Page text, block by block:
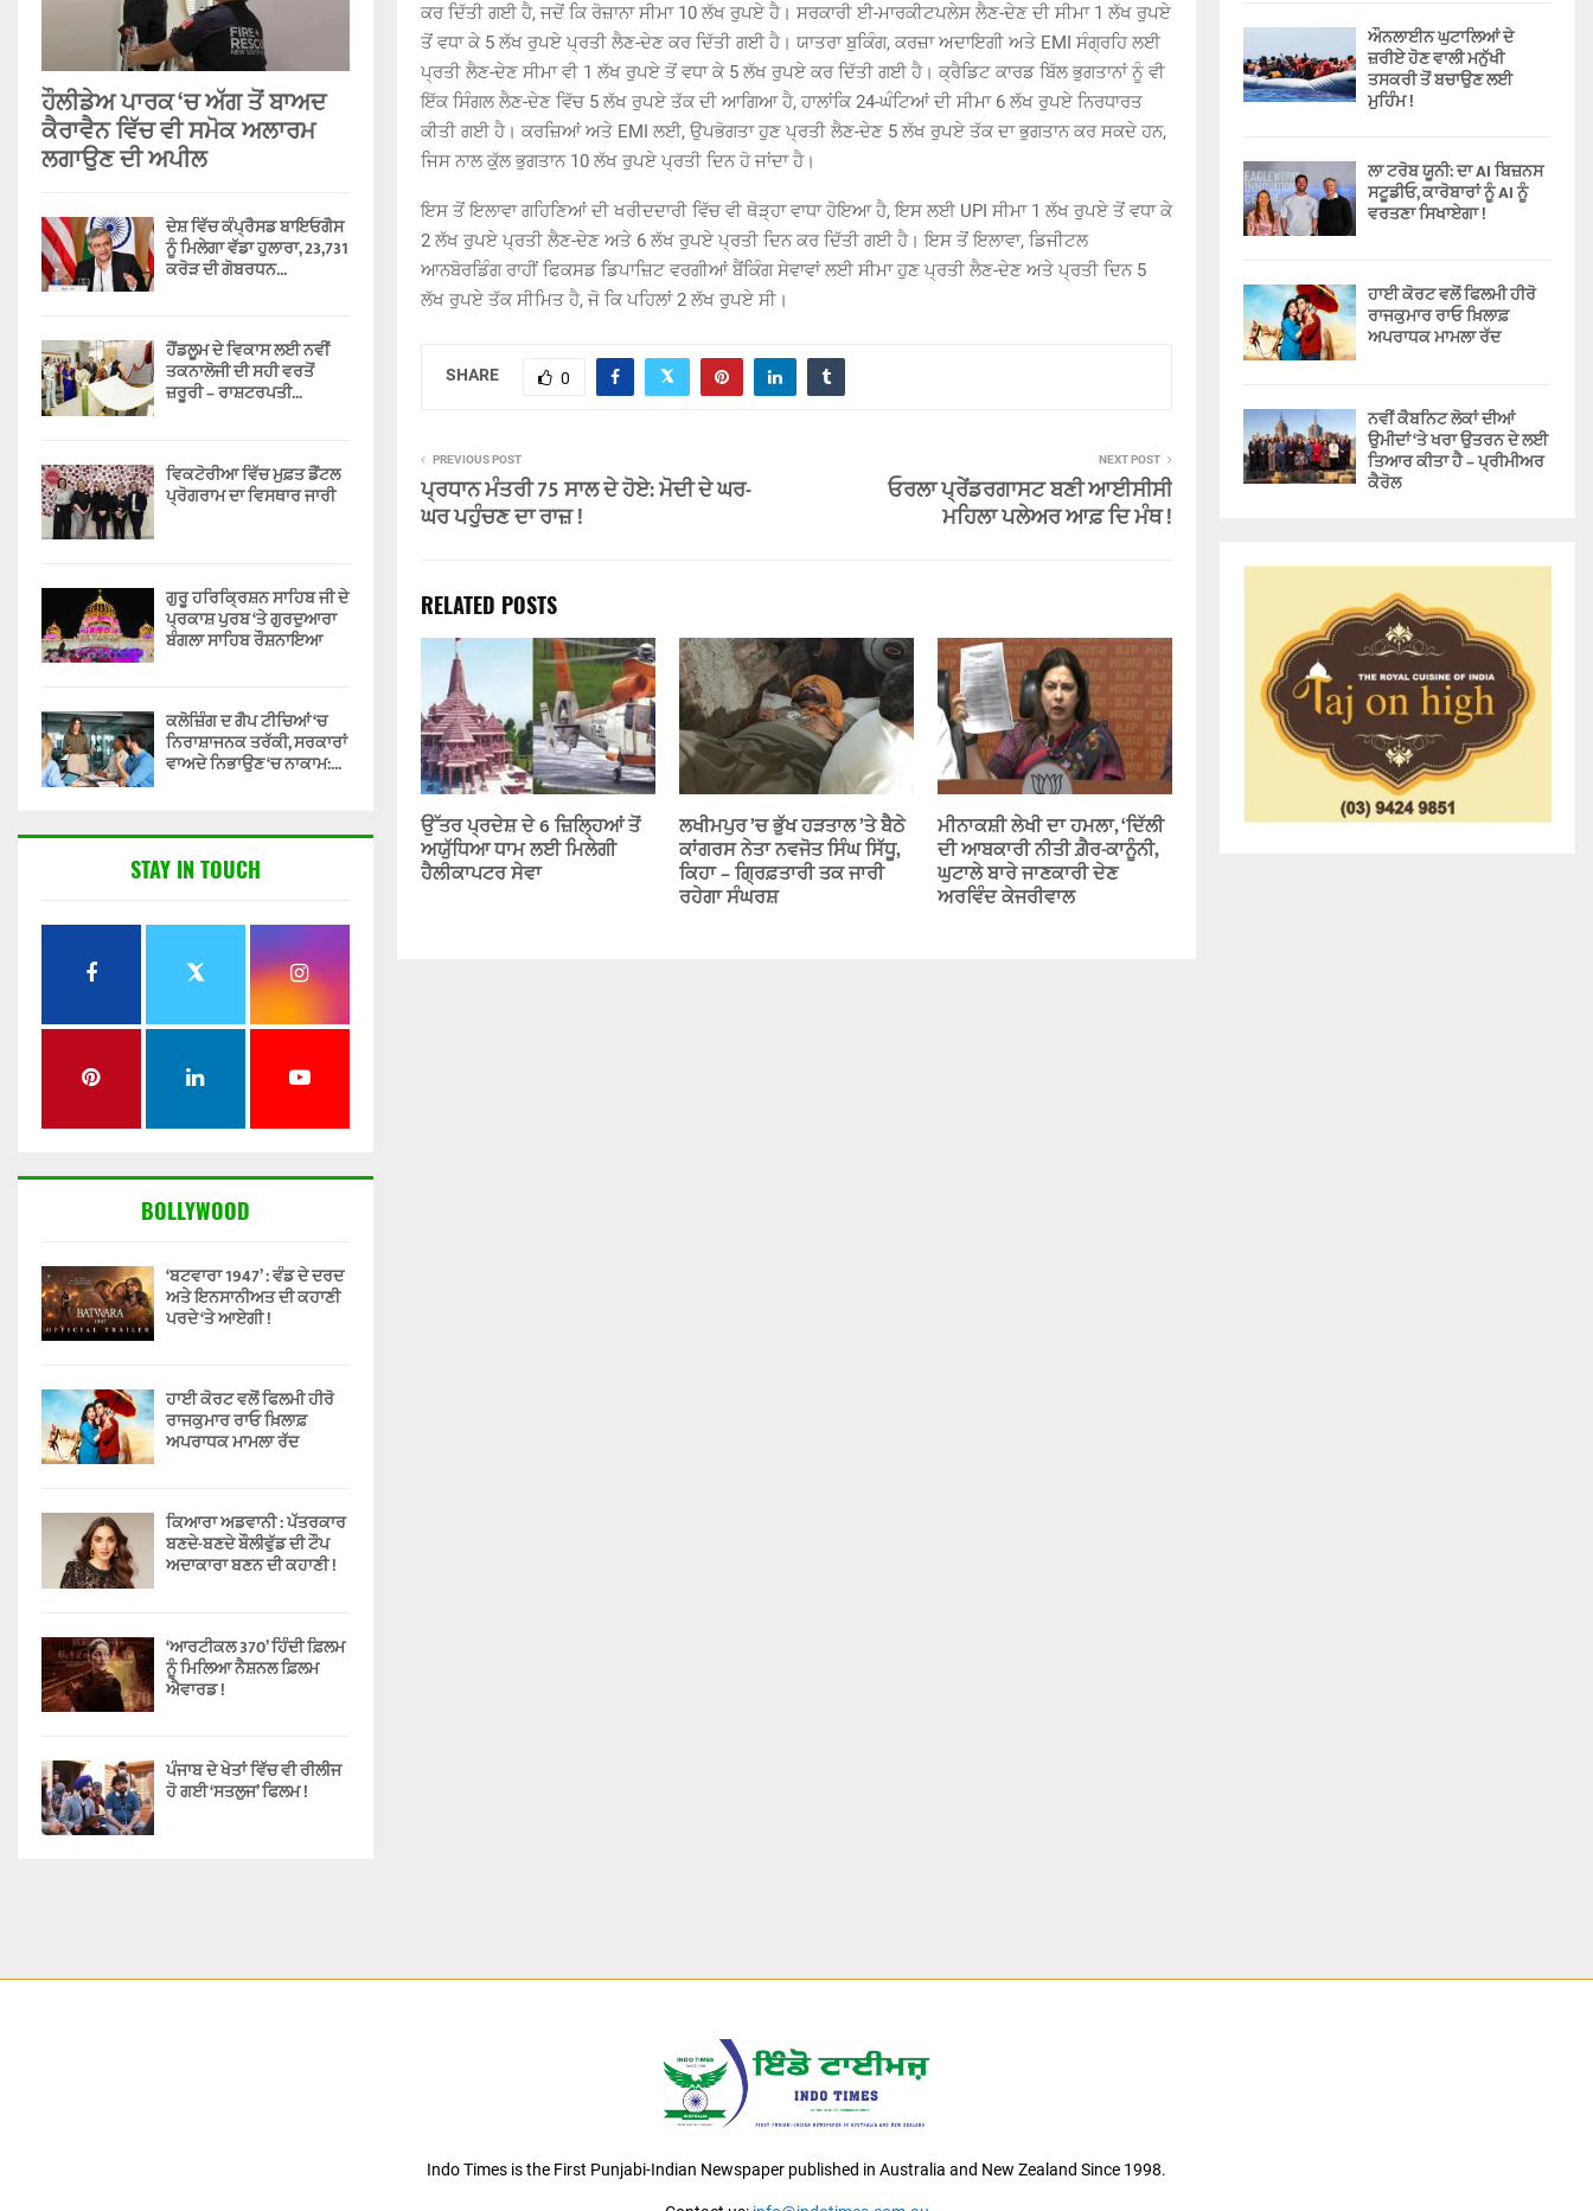
ਕਰ ਦਿੱਤੀ ਗਈ ਹੈ, ਜਦੋਂ ਕਿ ਰੋਜ਼ਾਨਾ ਸੀਮਾ 10 ਲੱਖ ਰੁਪਏ ਹੈ। ਸਰਕਾਰੀ ਈ-ਮਾਰਕੀਟਪਲੇਸ ਲੈਣ-ਦੇਣ ਦੀ ਸੀਮਾ 1 ਲੱਖ ਰੁਪਏ
ਤੋਂ ਵਧਾ ਕੇ 5 ਲੱਖ ਰੁਪਏ ਪ੍ਰਤੀ ਲੈਣ-ਦੇਣ ਕਰ ਦਿੱਤੀ ਗਈ ਹੈ। ਯਾਤਰਾ ਬੁਕਿੰਗ, ਕਰਜ਼ਾ ਅਦਾਇਗੀ ਅਤੇ EMI ਸੰਗ੍ਰਹਿ ਲਈ
ਪ੍ਰਤੀ ਲੈਣ-ਦੇਣ ਸੀਮਾ ਵੀ 1 ਲੱਖ ਰੁਪਏ ਤੋਂ ਵਧਾ ਕੇ 5 ਲੱਖ ਰੁਪਏ ਕਰ ਦਿੱਤੀ ਗਈ ਹੈ। ਕ੍ਰੈਡਿਟ ਕਾਰਡ ਬਿੱਲ ਭੁਗਤਾਨਾਂ ਨੂੰ ਵੀ
ਇੱਕ ਸਿੰਗਲ ਲੈਣ-ਦੇਣ ਵਿੱਚ 5 ਲੱਖ ਰੁਪਏ ਤੱਕ ਦੀ ਆਗਿਆ ਹੈ, ਹਾਲਾਂਕਿ 24-ਘੰਟਿਆਂ ਦੀ ਸੀਮਾ 6 ਲੱਖ ਰੁਪਏ ਨਿਰਧਾਰਤ
ਕੀਤੀ ਗਈ ਹੈ। ਕਰਜ਼ਿਆਂ ਅਤੇ EMI ਲਈ, ਉਪਭੋਗਤਾ ਹੁਣ ਪ੍ਰਤੀ ਲੈਣ-ਦੇਣ 5 ਲੱਖ ਰੁਪਏ ਤੱਕ ਦਾ ਭੁਗਤਾਨ ਕਰ ਸਕਦੇ ਹਨ,
ਜਿਸ ਨਾਲ ਕੁੱਲ ਭੁਗਤਾਨ 10 ਲੱਖ ਰੁਪਏ ਪ੍ਰਤੀ ਦਿਨ ਹੋ ਜਾਂਦਾ ਹੈ।
ਇਸ ਤੋਂ ਇਲਾਵਾ ਗਹਿਣਿਆਂ ਦੀ ਖਰੀਦਦਾਰੀ ਵਿੱਚ ਵੀ ਥੋੜ੍ਹਾ ਵਾਧਾ ਹੋਇਆ ਹੈ, ਇਸ ਲਈ UPI ਸੀਮਾ 1 ਲੱਖ ਰੁਪਏ ਤੋਂ ਵਧਾ ਕੇ
2 ਲੱਖ ਰੁਪਏ ਪ੍ਰਤੀ ਲੈਣ-ਦੇਣ ਅਤੇ 6 ਲੱਖ ਰੁਪਏ ਪ੍ਰਤੀ ਦਿਨ ਕਰ ਦਿੱਤੀ ਗਈ ਹੈ। ਇਸ ਤੋਂ ਇਲਾਵਾ, ਡਿਜੀਟਲ
ਆਨਬੋਰਡਿੰਗ ਰਾਹੀਂ ਫਿਕਸਡ ਡਿਪਾਜ਼ਿਟ ਵਰਗੀਆਂ ਬੈਂਕਿੰਗ ਸੇਵਾਵਾਂ ਲਈ ਸੀਮਾ ਹੁਣ ਪ੍ਰਤੀ ਲੈਣ-ਦੇਣ ਅਤੇ ਪ੍ਰਤੀ ਦਿਨ 5
ਲੱਖ ਰੁਪਏ ਤੱਕ ਸੀਮਿਤ ਹੈ, ਜੋ ਕਿ ਪਹਿਲਾਂ 2 ਲੱਖ ਰੁਪਏ ਸੀ।
SHARE 0
PREVIOUS POST
ਪ੍ਰਧਾਨ ਮੰਤਰੀ 75 ਸਾਲ ਦੇ ਹੋਏ: ਮੋਦੀ ਦੇ ਘਰ-
ਘਰ ਪਹੁੰਚਣ ਦਾ ਰਾਜ਼ !
NEXT POST
ਓਰਲਾ ਪ੍ਰੇਂਡਰਗਾਸਟ ਬਣੀ ਆਈਸੀਸੀ
ਮਹਿਲਾ ਪਲੇਅਰ ਆਫ਼ ਦਿ ਮੰਥ !
RELATED POSTS
ਉੱਤਰ ਪ੍ਰਦੇਸ਼ ਦੇ 6 ਜ਼ਿਲ੍ਹਿਆਂ ਤੋਂ
ਅਯੁੱਧਿਆ ਧਾਮ ਲਈ ਮਿਲੇਗੀ
ਹੈਲੀਕਾਪਟਰ ਸੇਵਾ
ਲਖੀਮਪੁਰ ’ਚ ਭੁੱਖ ਹੜਤਾਲ ’ਤੇ ਬੈਠੇ
ਕਾਂਗਰਸ ਨੇਤਾ ਨਵਜੋਤ ਸਿੰਘ ਸਿੱਧੂ,
ਕਿਹਾ – ਗ੍ਰਿਫ਼ਤਾਰੀ ਤਕ ਜਾਰੀ
ਰਹੇਗਾ ਸੰਘਰਸ਼
ਮੀਨਾਕਸ਼ੀ ਲੇਖੀ ਦਾ ਹਮਲਾ, ‘ਦਿੱਲੀ
ਦੀ ਆਬਕਾਰੀ ਨੀਤੀ ਗ਼ੈਰ-ਕਾਨੂੰਨੀ,
ਘੁਟਾਲੇ ਬਾਰੇ ਜਾਣਕਾਰੀ ਦੇਣ
ਅਰਵਿੰਦ ਕੇਜਰੀਵਾਲ
ਹੌਲੀਡੇਅ ਪਾਰਕ ‘ਚ ਅੱਗ ਤੋਂ ਬਾਅਦ
ਕੈਰਾਵੈਨ ਵਿੱਚ ਵੀ ਸਮੋਕ ਅਲਾਰਮ
ਲਗਾਉਣ ਦੀ ਅਪੀਲ
ਦੇਸ਼ ਵਿੱਚ ਕੰਪ੍ਰੈਸਡ ਬਾਇਓਗੈਸ
ਨੂੰ ਮਿਲੇਗਾ ਵੱਡਾ ਹੁਲਾਰਾ, 23,731
ਕਰੋੜ ਦੀ ਗੋਬਰਧਨ...
ਹੈਂਡਲੂਮ ਦੇ ਵਿਕਾਸ ਲਈ ਨਵੀਂ
ਤਕਨਾਲੋਜੀ ਦੀ ਸਹੀ ਵਰਤੋਂ
ਜ਼ਰੂਰੀ – ਰਾਸ਼ਟਰਪਤੀ...
ਵਿਕਟੋਰੀਆ ਵਿੱਚ ਮੁਫ਼ਤ ਡੈਂਟਲ
ਪ੍ਰੋਗਰਾਮ ਦਾ ਵਿਸਥਾਰ ਜਾਰੀ
ਗੁਰੂ ਹਰਿਕ੍ਰਿਸ਼ਨ ਸਾਹਿਬ ਜੀ ਦੇ
ਪ੍ਰਕਾਸ਼ ਪੁਰਬ ‘ਤੇ ਗੁਰਦੁਆਰਾ
ਬੰਗਲਾ ਸਾਹਿਬ ਰੌਸ਼ਨਾਇਆ
ਕਲੋਜ਼ਿੰਗ ਦ ਗੈਪ ਟੀਚਿਆਂ ‘ਚ
ਨਿਰਾਸ਼ਾਜਨਕ ਤਰੱਕੀ, ਸਰਕਾਰਾਂ
ਵਾਅਦੇ ਨਿਭਾਉਣ ‘ਚ ਨਾਕਾਮ:...
STAY IN TOUCH
BOLLYWOOD
‘ਬਟਵਾਰਾ 1947’ : ਵੰਡ ਦੇ ਦਰਦ
ਅਤੇ ਇਨਸਾਨੀਅਤ ਦੀ ਕਹਾਣੀ
ਪਰਦੇ ‘ਤੇ ਆਏਗੀ !
ਹਾਈ ਕੋਰਟ ਵਲੋਂ ਫਿਲਮੀ ਹੀਰੋ
ਰਾਜਕੁਮਾਰ ਰਾਓ ਖ਼ਿਲਾਫ਼
ਅਪਰਾਧਕ ਮਾਮਲਾ ਰੱਦ
ਕਿਆਰਾ ਅਡਵਾਨੀ : ਪੱਤਰਕਾਰ
ਬਣਦੇ-ਬਣਦੇ ਬੌਲੀਵੁੱਡ ਦੀ ਟੌਪ
ਅਦਾਕਾਰਾ ਬਣਨ ਦੀ ਕਹਾਣੀ !
‘ਆਰਟੀਕਲ 370’ ਹਿੰਦੀ ਫ਼ਿਲਮ
ਨੂੰ ਮਿਲਿਆ ਨੈਸ਼ਨਲ ਫ਼ਿਲਮ
ਐਵਾਰਡ !
ਪੰਜਾਬ ਦੇ ਖੇਤਾਂ ਵਿੱਚ ਵੀ ਰੀਲੀਜ
ਹੋ ਗਈ ‘ਸਤਲੁਜ’ ਫਿਲਮ !
ਔਨਲਾਈਨ ਘੁਟਾਲਿਆਂ ਦੇ
ਜ਼ਰੀਏ ਹੋਣ ਵਾਲੀ ਮਨੁੱਖੀ
ਤਸਕਰੀ ਤੋਂ ਬਚਾਉਣ ਲਈ
ਮੁਹਿੰਮ !
ਲਾ ਟਰੋਬ ਯੂਨੀ: ਦਾ AI ਬਿਜ਼ਨਸ
ਸਟੂਡੀਓ, ਕਾਰੋਬਾਰਾਂ ਨੂੰ AI ਨੂੰ
ਵਰਤਣਾ ਸਿਖਾਏਗਾ !
ਹਾਈ ਕੋਰਟ ਵਲੋਂ ਫਿਲਮੀ ਹੀਰੋ
ਰਾਜਕੁਮਾਰ ਰਾਓ ਖ਼ਿਲਾਫ਼
ਅਪਰਾਧਕ ਮਾਮਲਾ ਰੱਦ
ਨਵੀਂ ਕੈਬਨਿਟ ਲੋਕਾਂ ਦੀਆਂ
ਉਮੀਦਾਂ ‘ਤੇ ਖਰਾ ਉਤਰਨ ਦੇ ਲਈ
ਤਿਆਰ ਕੀਤਾ ਹੈ – ਪ੍ਰੀਮੀਅਰ
ਕੈਰੋਲ
Indo Times is the First Punjabi-Indian Newspaper published in Australia and New Zealand Since 1998.